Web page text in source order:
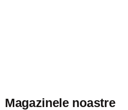
Magazinele noastre